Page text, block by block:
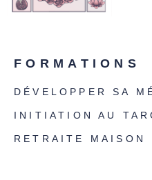
FORMATIONS
DÉVELOPPER SA
INITIATION AU
RETRAITE MAISON